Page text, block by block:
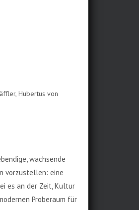
Hubertus von
wachsende
vorzustellen: eine
es an der Zeit, Kultur
Proberaum für